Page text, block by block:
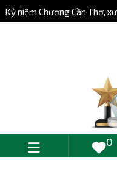
Kỷ niệm Chương Cần Thơ,
0